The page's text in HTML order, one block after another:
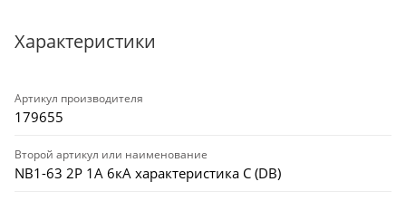
Характеристики
Артикул производителя
179655
Второй артикул или наименование
NB1-63 2P 1А 6кА характеристика C (DB)